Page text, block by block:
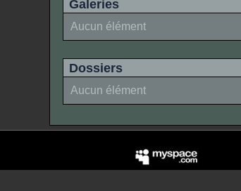
Galeries
Aucun élément
Dossiers
Aucun élément